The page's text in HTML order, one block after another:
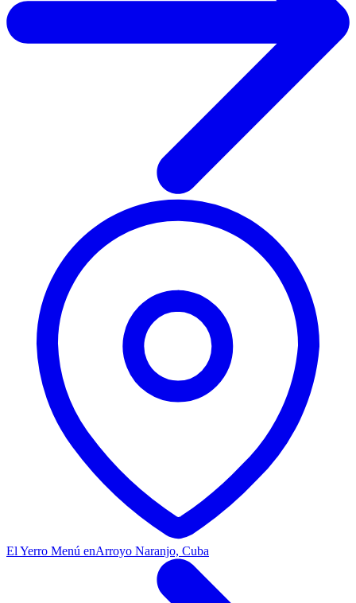
El Yerro Menú enArroyo Naranjo, Cuba